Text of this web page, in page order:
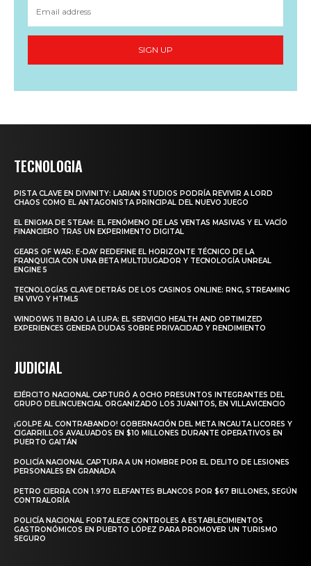
SIGN UP
TECNOLOGIA
PISTA CLAVE EN DIVINITY: LARIAN STUDIOS PODRÍA REVIVIR A LORD
CHAOS COMO EL ANTAGONISTA PRINCIPAL DEL NUEVO JUEGO
EL ENIGMA DE STEAM: EL FENÓMENO DE LAS VENTAS MASIVAS Y EL VACÍO
FINANCIERO TRAS UN EXPERIMENTO DIGITAL
GEARS OF WAR: E-DAY REDEFINE EL HORIZONTE TÉCNICO DE LA
FRANQUICIA CON UNA BETA MULTIJUGADOR Y TECNOLOGÍA UNREAL
ENGINE 5
TECNOLOGÍAS CLAVE DETRÁS DE LOS CASINOS ONLINE: RNG, STREAMING
EN VIVO Y HTML5
WINDOWS 11 BAJO LA LUPA: EL SERVICIO HEALTH AND OPTIMIZED
EXPERIENCES GENERA DUDAS SOBRE PRIVACIDAD Y RENDIMIENTO
JUDICIAL
EJÉRCITO NACIONAL CAPTURÓ A OCHO PRESUNTOS INTEGRANTES DEL
GRUPO DELINCUENCIAL ORGANIZADO LOS JUANITOS, EN VILLAVICENCIO
¡GOLPE AL CONTRABANDO! GOBERNACIÓN DEL META INCAUTA LICORES Y
CIGARRILLOS AVALUADOS EN $10 MILLONES DURANTE OPERATIVOS EN
PUERTO GAITÁN
POLICÍA NACIONAL CAPTURA A UN HOMBRE POR EL DELITO DE LESIONES
PERSONALES EN GRANADA
PETRO CIERRA CON 1.970 ELEFANTES BLANCOS POR $67 BILLONES, SEGÚN
CONTRALORÍA
POLICÍA NACIONAL FORTALECE CONTROLES A ESTABLECIMIENTOS
GASTRONÓMICOS EN PUERTO LÓPEZ PARA PROMOVER UN TURISMO
SEGURO